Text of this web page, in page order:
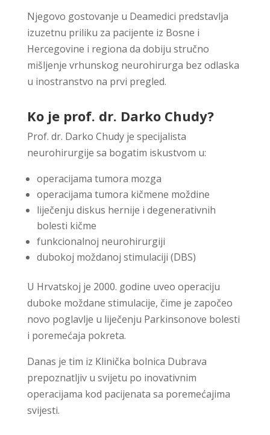
Njegovo gostovanje u Deamedici predstavlja
izuzetnu priliku za pacijente iz Bosne i
Hercegovine i regiona da dobiju stručno
mišljenje vrhunskog neurohirurga bez odlaska
u inostranstvo na prvi pregled.
Ko je prof. dr. Darko Chudy?
Prof. dr. Darko Chudy je specijalista
neurohirurgije sa bogatim iskustvom u:
operacijama tumora mozga
operacijama tumora kičmene moždine
liječenju diskus hernije i degenerativnih
bolesti kičme
funkcionalnoj neurohirurgiji
dubokoj moždanoj stimulaciji (DBS)
U Hrvatskoj je 2000. godine uveo operaciju
duboke moždane stimulacije, čime je započeo
novo poglavlje u liječenju Parkinsonove bolesti
i poremećaja pokreta.
Danas je tim iz Klinička bolnica Dubrava
prepoznatljiv u svijetu po inovativnim
operacijama kod pacijenata sa poremećajima
svijesti.